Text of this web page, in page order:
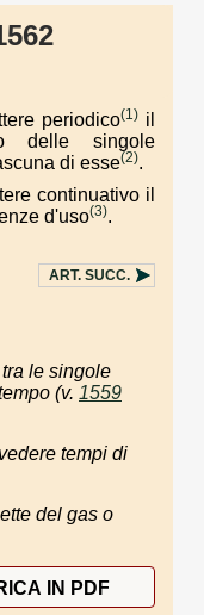
periodico(1) il
delle singole
di esse(2).
continuativo il
d'uso(3).
ART. SUCC.
le singole
(v. 1559
tempi di
del gas o
IN PDF